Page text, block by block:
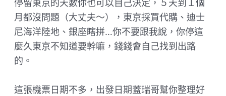
停留東京的天數你也可以自己決定，５天到１個
月都沒問題（大丈夫～），東京採買代購、迪士
尼海洋陸地、銀座瞎拼…你不要跟我說，你停這
麼久東京不知道要幹嘛，錢錢會自己找到出路
的。
這張機票日期不多，出發日期蓋瑞哥幫你整理好